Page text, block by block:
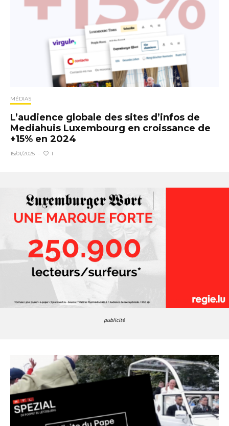
MÉDIAS
L’audience globale des sites d’infos de
Mediahuis Luxembourg en croissance de
+15% en 2024
15/01/2025 · 1
publicité